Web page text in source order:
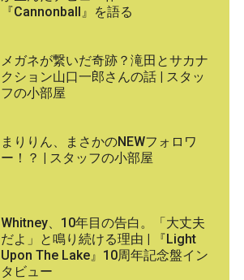
『Cannonball』を語る
メガネが繋いだ奇跡？滝田とサカナ
クション山口一郎さんの話 | スタッ
フの小部屋
まりりん、まさかのNEWフォロワ
ー！？ | スタッフの小部屋
Whitney、10年目の告白。「大丈夫
だよ」と鳴り続ける理由 | 『Light
Upon The Lake』10周年記念盤イン
タビュー